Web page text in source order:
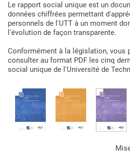
Le rapport social unique est un
données chiffrées permettant
personnels de l'UTT à un moment
l'évolution de façon transparente.
Conformément à la législation, vous
consulter au format PDF les cinq
social unique de l'Université de